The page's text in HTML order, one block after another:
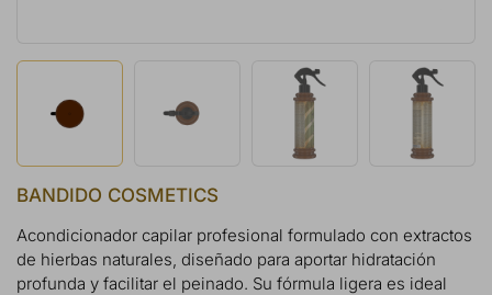
BANDIDO COSMETICS
Acondicionador capilar profesional formulado con extractos
de hierbas naturales, diseñado para aportar hidratación
profunda y facilitar el peinado. Su fórmula ligera es ideal